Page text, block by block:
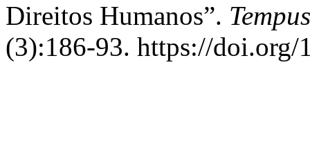
Direitos Humanos”.
(3):186-93. https://doi.org/